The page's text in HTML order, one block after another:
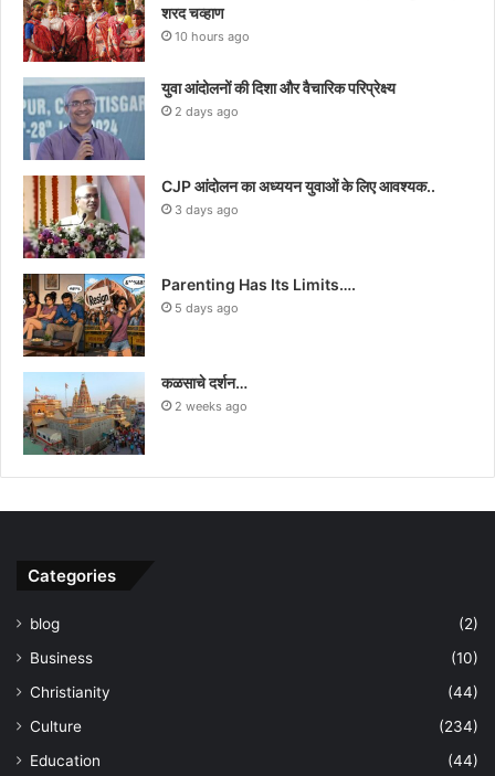
शरद चव्हाण
10 hours ago
युवा आंदोलनों की दिशा और वैचारिक परिप्रेक्ष्य
2 days ago
CJP आंदोलन का अध्ययन युवाओं के लिए आवश्यक..
3 days ago
Parenting Has Its Limits….
5 days ago
कळसाचे दर्शन…
2 weeks ago
Categories
blog
(2)
Business
(10)
Christianity
(44)
Culture
(234)
Education
(44)